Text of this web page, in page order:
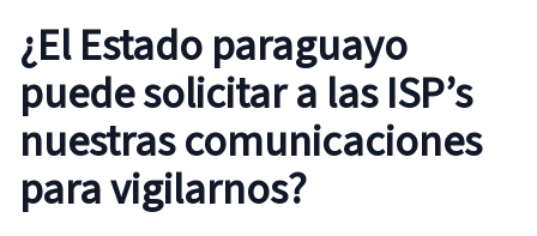
¿El Estado paraguayo
puede solicitar a las ISP’s
nuestras comunicaciones
para vigilarnos?